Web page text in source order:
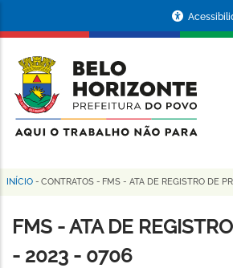
conteúdo
principal
da
Prefeitura
de
Horizonte
Trilha
de
navegação
INÍCIO - CONTRATOS - FMS - ATA DE REGISTRO DE
FMS - ATA DE
- 2023 - 0706